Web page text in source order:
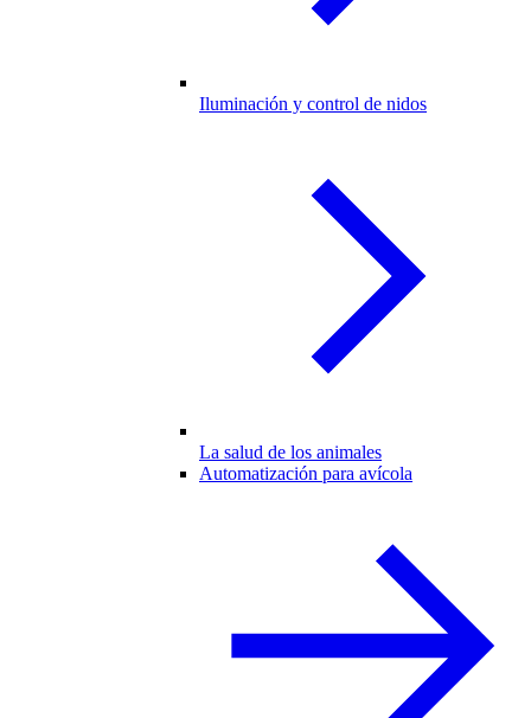
Iluminación y control de nidos
La salud de los animales
Automatización para avícola